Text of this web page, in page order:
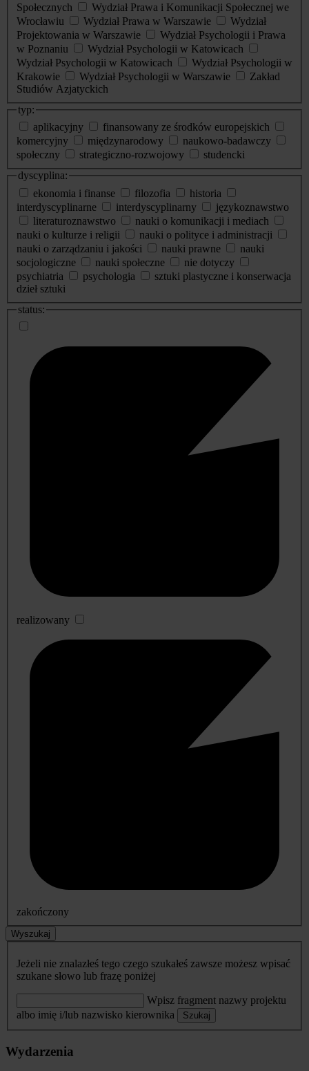
Społecznych
Wydział Prawa i Komunikacji Społecznej we
Wrocławiu
Wydział Prawa w Warszawie
Wydział
Projektowania w Warszawie
Wydział Psychologii i Prawa
w Poznaniu
Wydział Psychologii w Katowicach
Wydział Psychologii w Katowicach
Wydział Psychologii w
Krakowie
Wydział Psychologii w Warszawie
Zakład
Studiów Azjatyckich
typ:
aplikacyjny
finansowany ze środków europejskich
komercyjny
międzynarodowy
naukowo-badawczy
społeczny
strategiczno-rozwojowy
studencki
dyscyplina:
ekonomia i finanse
filozofia
historia
interdyscyplinarne
interdyscyplinarny
językoznawstwo
literaturoznawstwo
nauki o komunikacji i mediach
nauki o kulturze i religii
nauki o polityce i administracji
nauki o zarządzaniu i jakości
nauki prawne
nauki
socjologiczne
nauki społeczne
nie dotyczy
psychiatria
psychologia
sztuki plastyczne i konserwacja
dzieł sztuki
status:
realizowany
zakończony
Wyszukaj
Jeżeli nie znalazłeś tego czego szukałeś zawsze możesz wpisać
szukane słowo lub frazę poniżej
Wpisz fragment nazwy projektu
albo imię i/lub nazwisko kierownika
Szukaj
Wydarzenia